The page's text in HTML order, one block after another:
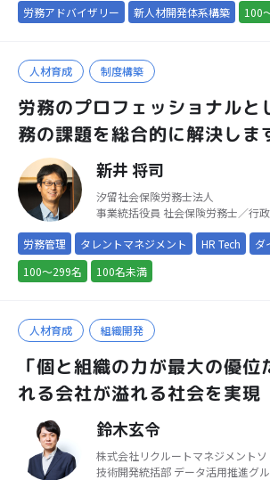
労務アドバイザリー
新人材開発体系構築 100
人材育成 制度構築
労務のプロフェッショナルと
務の課題を総合的に解決しま
新井 将司
汐留社会保険労務士法人
事業統括役員 社会保険労務士／行
労務管理 タレントマネジメント HR Tech ダ
100～299名
100名未満
人材育成 組織開発
「個と組織の力が最大の優位
れる会社が溢れる社会を実現
鈴木玄令
株式会社リクルートマネジメント
技術開発統括部 データ活用推進グ